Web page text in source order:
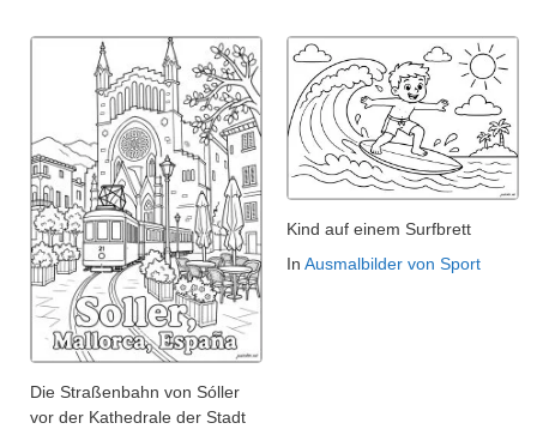
Die Straßenbahn von Sóller
vor der Kathedrale der Stadt
Kind auf einem Surfbrett
In Ausmalbilder von Sport